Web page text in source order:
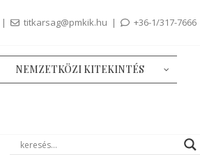
| titkarsag@pmkik.hu | +36-1/317-7666
NEMZETKÖZI KITEKINTÉS